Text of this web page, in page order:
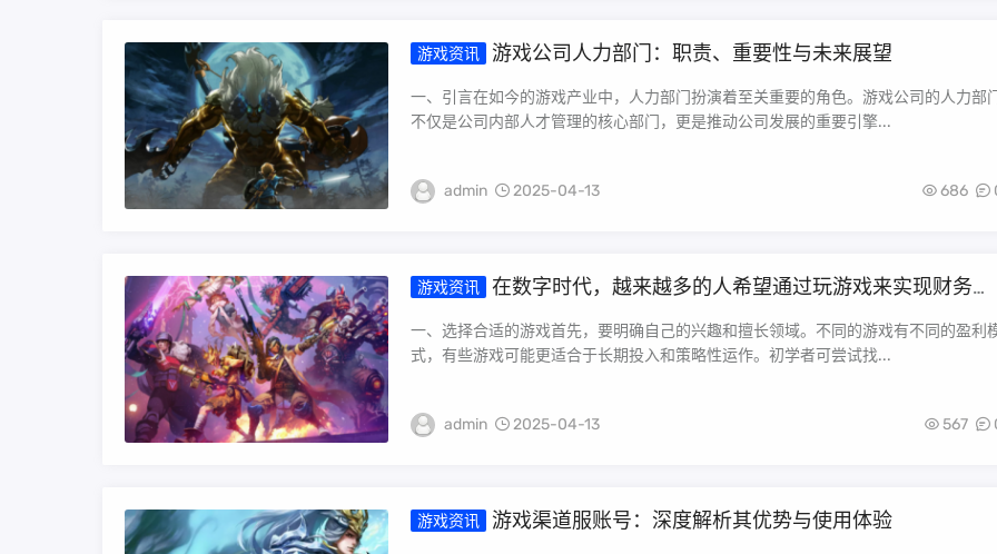
游戏资讯 游戏公司人力部门：职责、重要性与未来展望
一、引言在如今的游戏产业中，人力部门扮演着至关重要的角色。游戏公司的人力部
不仅是公司内部人才管理的核心部门，更是推动公司发展的重要引擎...
admin 2025-04-13 686
游戏资讯
在数字时代，越来越多的人希望通过玩游戏来实现财务的
当然，如何快速玩赚钱游戏需要策略与方法的，但要注意的以下几
点也至关重要：正确的心态、健康的玩乐、游戏的正当性等。在这
一、选择合适的游戏首先，要明确自己的兴趣和擅长领域。不同的游戏有不同的盈利
式，有些游戏可能更适合于长期投入和策略性运作。初学者可尝试找...
admin 2025-04-13 567
游戏资讯 游戏渠道服账号：深度解析其优势与使用体验